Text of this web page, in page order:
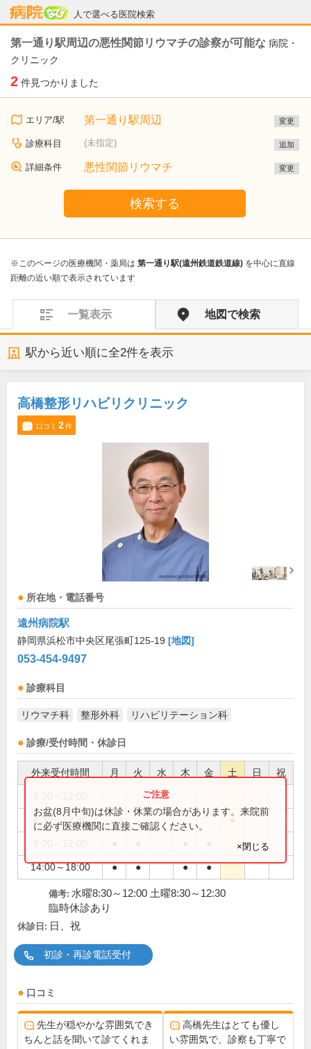
人で選べる医院検索
病院なび
第一通り駅周辺の悪性関節リウマチの診察が可能な 病院・
クリニック
2 件見つかりました
エリア/駅 第一通り駅周辺 変更
診療科目 (未指定) 追加
詳細条件 悪性関節リウマチ 変更
検索する
※このページの医療機関・薬局は 第一通り駅(遠州鉄道鉄道線) を中心に直線
距離の近い順で表示されています
一覧表示 地図で検索
駅から近い順に全2件を表示
高橋整形リハビリクリニック
口コミ 2件
所在地・電話番号
遠州病院駅
静岡県浜松市中央区尾張町125-19 [地図]
053-454-9497
診療科目
リウマチ科 整形外科 リハビリテーション科
診療/受付時間・休診日
外来受付時間 月 火 水 木 金 土 日 祝
●
8:30～12:30 ●
14:00～18:00 ● ● ● ●
お盆(8月中旬)は休診・休業の場合があります。来院前
に必ず医療機関に直接ご確認ください。
×閉じる
備考: 水曜8:30～12:00 土曜8:30～12:30
臨時休診あり
休診日: 日、祝
初診・再診電話受付
口コミ
先生が穏やかな雰囲気でき
ちんと話を聞いて診てくれま
高橋先生はとても優し
い雰囲気で、診察も丁寧で